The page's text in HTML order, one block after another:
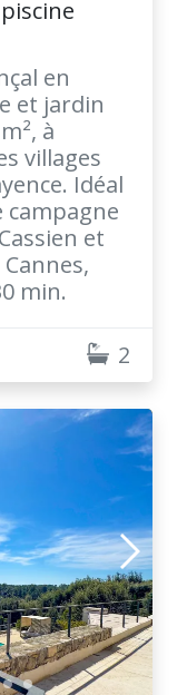
en
et jardin
à
villages
Idéal
et
min.
2